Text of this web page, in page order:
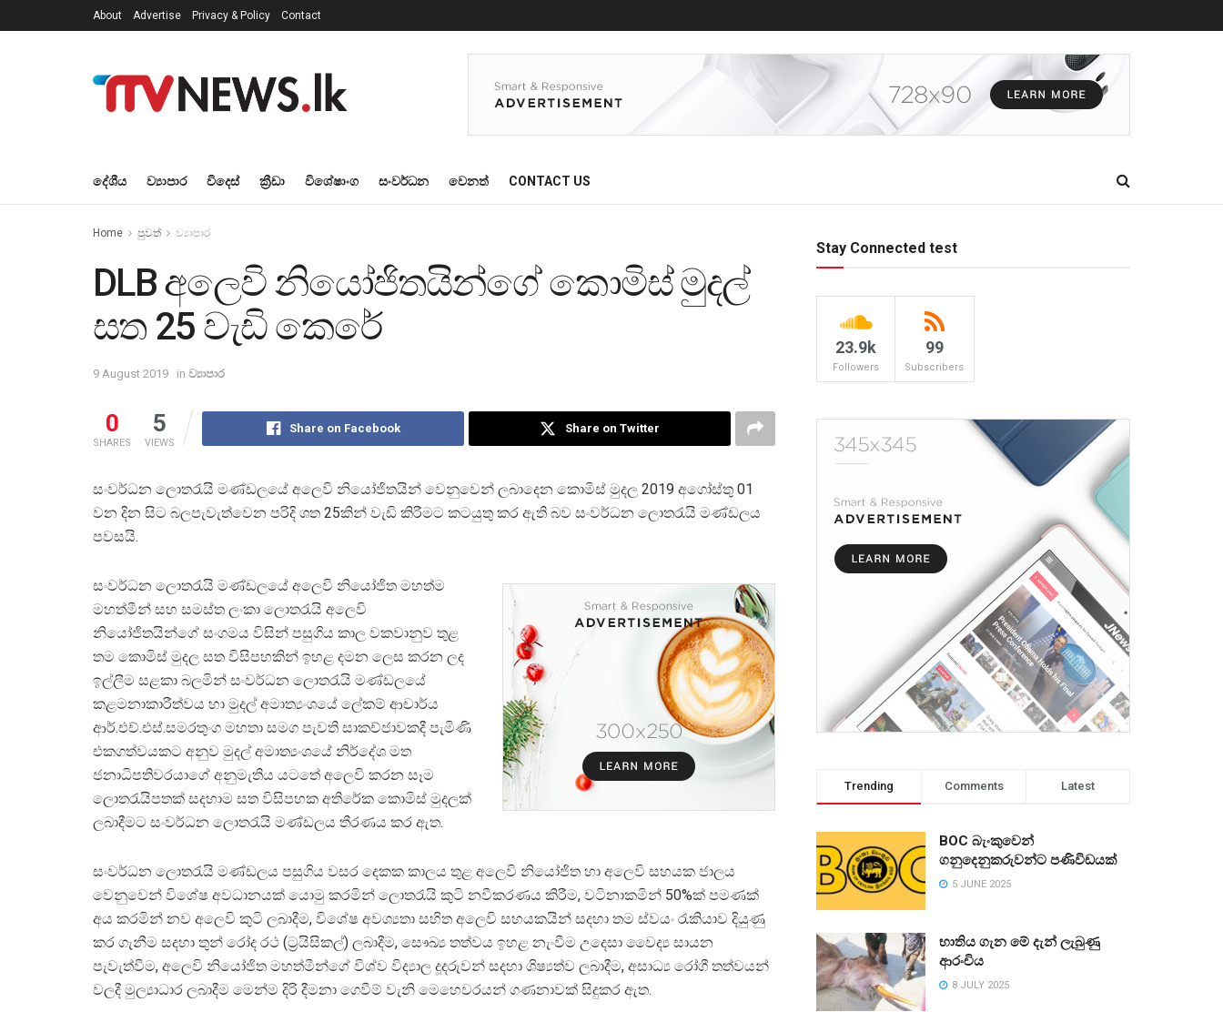
About Advertise Privacy & Policy Contact
දේශීය ව්‍යාපාර විදෙස් ක්‍රීඩා විශේෂාංග සංවර්ධන වෙනත් CONTACT US
Home පුවත් ව්‍යාපාර
DLB අලෙවි නියෝජිතයින්ගේ කොමිස් මුදල්
සත 25 වැඩි කෙරේ
9 August 2019 in ව්‍යාපාර
0
SHARES
5
VIEWS
Share on Facebook Share on Twitter
සංවර්ධන ලොතරැයි මණ්ඩලයේ අලෙවි නියෝජිතයින් වෙනුවෙන් ලබාදෙන කොමිස් මුදල 2019 අගෝස්තු 01
වන දින සිට බලපැවැත්වෙන පරිදි ශත 25කින් වැඩි කිරීමට කටයුතු කර ඇති බව සංවර්ධන ලොතරැයි මණ්ඩලය
පවසයි.
සංවර්ධන ලොතරැයි මණ්ඩලයේ අලෙවි නියෝජිත මහත්ම
මහත්මීන් සහ සමස්ත ලංකා ලොතරැයි අලෙවි
නියෝජිතයින්ගේ සංගමය විසින් පසුගිය කාල වකවානුව තුළ
තම කොමිස් මුදල සත විසිපහකින් ඉහළ දමන ලෙස කරන ලද
ඉල්ලීම සළකා බලමින් සංවර්ධන ලොතරැයි මණ්ඩලයේ
කළමනාකාරීත්වය හා මුදල් අමාත්‍යංශයේ ලේකම් ආචාර්ය
ආර්.එච්.එස්.සමරතුංග මහතා සමග පැවති සාකච්ජාවකදී පැමිණි
එකගත්වයකට අනුව මුදල් අමාත්‍යංශයේ නිර්දේශ මත
ජනාධිපතිවරයාගේ අනුමැතිය යටතේ අලෙවි කරන සෑම
ලොතරැයිපතක් සදහාම සත විසිපහක අතිරේක කොමිස් මුදලක්
ලබාදීමට සංවර්ධන ලොතරැයි මණ්ඩලය තීරණය කර ඇත.
සංවර්ධන ලොතරැයි මණ්ඩලය පසුගිය වසර දෙකක කාලය තුළ අලෙවි නියෝජිත හා අලෙවි සහයක ජාලය
වෙනුවෙන් විශේෂ අවධානයක් යොමු කරමින් ලොතරැයි කුටි නවීකරණය කිරීම, වටිනාකමින් 50%ක් පමණක්
අය කරමින් නව අලෙවි කුටි ලබාදීම, විශේෂ අවශ්‍යතා සහිත අලෙවි සහයකයින් සදහා තම ස්වයං රැකියාව දියුණු
කර ගැනීම සදහා තුන් රෝද රථ (ට්‍රයිසිකල්) ලබාදීම, සෞඛ්‍ය තත්වය ඉහළ නැංවීම උදෙසා වෛද්‍ය සායන
පැවැත්වීම, අලෙවි නියෝජිත මහත්මීන්ගේ විශ්ව විද්‍යාල දූදරුවන් සදහා ශිෂ්‍යත්ව ලබාදීම, අසාධ්‍ය රෝගී තත්වයන්
වලදී මුල්‍යාධාර ලබාදීම මෙන්ම දිරි දීමනා ගෙවීම් වැනි මෙහෙවරයන් ගණනාවක් සිදුකර ඇත.
Stay Connected test
23.9k
Followers
99
Subscribers
Trending Comments Latest
BOC බැංකුවෙන්
ගනුදෙනුකරුවන්ට පණිවිඩයක්
5 JUNE 2025
භාතිය ගැන මේ දැන් ලැබුණු
ආරංචිය
8 JULY 2025